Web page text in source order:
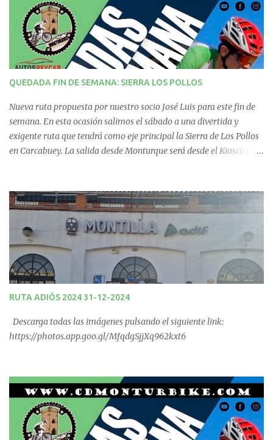
a
r
i
o
s
QUEDADA FIN DE SEMANA: SIERRA LOS POLLOS
Nueva ruta propuesta por nuestro socio José Luis para este fin de
semana. En esta ocasión salimos el sábado a una divertida y
exigente ruta que tendrá como eje principal la Sierra de Los Pollos
en Carcabuey. La salida desde Monturque será desde el Kiosco de
Quedadas Fin de Semana 2025.
RUTA ADIÓS 2024 31-12-2024
Descarga todas las imágenes pulsando el siguiente link:
https://photos.app.goo.gl/MfqdgSjjXq962kxt6